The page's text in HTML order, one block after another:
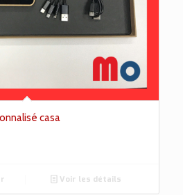
casa
Voir les détails